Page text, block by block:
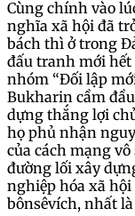
Cùng chính vào
nghĩa xã hội đã
bách thì ở trong
đấu tranh mới hết
nhóm “Đối lập
Bukharin cầm
dựng thắng lợi
họ phủ nhận
của cách mạng
đường lối xây
nghiệp hóa xã
bônsêvích, nhất